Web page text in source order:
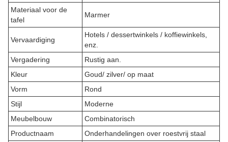
Materiaal voor de
tafel
Marmer
Vervaardiging
Hotels / dessertwinkels / koffiewinkels,
enz.
Vergadering
Rustig aan.
Kleur
Goud/ zilver/ op maat
Vorm
Rond
Stijl
Moderne
Meubelbouw
Combinatorisch
Productnaam
Onderhandelingen over roestvrij staal